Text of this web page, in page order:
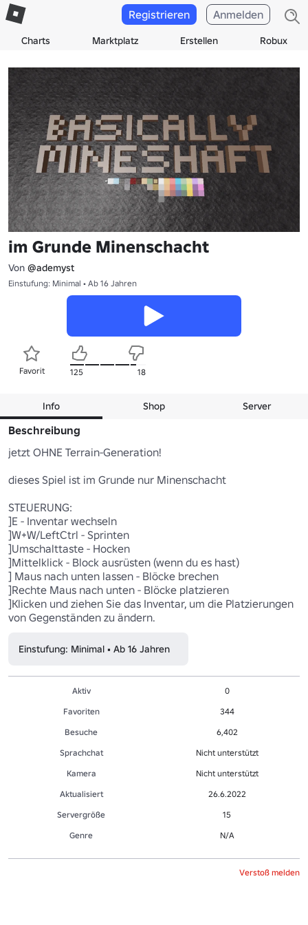
Charts Marktplatz Erstellen Robux
Registrieren Anmelden
im Grunde Minenschacht
Von @ademyst
Einstufung: Minimal • Ab 16 Jahren
Favorit 125 18
Info Shop Server
Beschreibung
jetzt OHNE Terrain-Generation!
dieses Spiel ist im Grunde nur Minenschacht
STEUERUNG:
]E - Inventar wechseln
]W+W/LeftCtrl - Sprinten
]Umschalttaste - Hocken
]Mittelklick - Block ausrüsten (wenn du es hast)
] Maus nach unten lassen - Blöcke brechen
]Rechte Maus nach unten - Blöcke platzieren
]Klicken und ziehen Sie das Inventar, um die Platzierungen
von Gegenständen zu ändern.
Einstufung: Minimal • Ab 16 Jahren
Aktiv
0
Favoriten
344
Besuche
6,402
Sprachchat
Nicht unterstützt
Kamera
Nicht unterstützt
Aktualisiert
26.6.2022
Servergröße
15
Genre
N/A
Verstoß melden